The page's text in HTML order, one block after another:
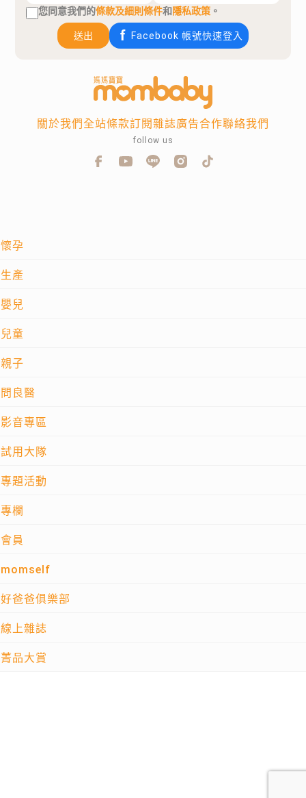
您同意我們的條款及細則條件和隱私政策 。
送出 Facebook 帳號快速登入
懷孕
生產
嬰兒
兒童
親子
問良醫
影音專區
試用大隊
專題活動
專欄
會員
momself
好爸爸俱樂部
線上雜誌
菁品大賞
關於我們全站條款訂閱雜誌廣告合作聯絡我們
follow us